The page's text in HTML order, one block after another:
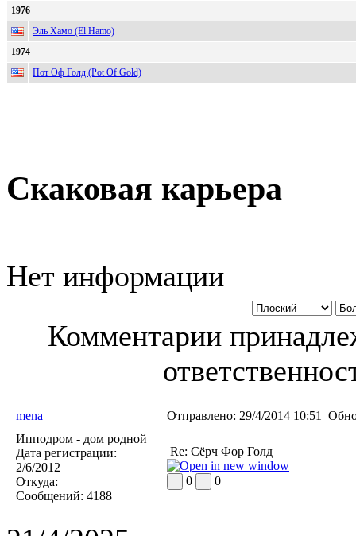
1976
Эль Хамо (El Hamo)
1974
Пот Оф Голд (Pot Of Gold)
Скаковая карьера
Нет информации
Комментарии
mena Отправлено: 29/4/2014 10:51
Ипподром - дом родной
Дата регистрации:
2/6/2012
Откуда:
Сообщений: 4188
Re: Сёрч Фор Голд
0 0